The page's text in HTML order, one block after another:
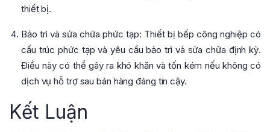
thiết bị.
Bảo trì và sửa chữa phức tạp: Thiết bị bếp công nghiệp có
cấu trúc phức tạp và yêu cầu bảo trì và sửa chữa định kỳ.
Điều này có thể gây ra khó khăn và tốn kém nếu không có
dịch vụ hỗ trợ sau bán hàng đáng tin cậy.
Kết Luận